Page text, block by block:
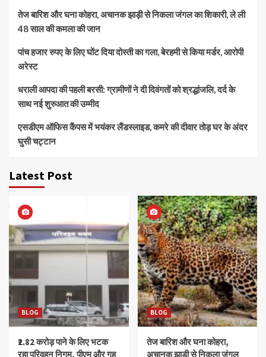
तेज बारिश और घना कोहरा, अचानक झाड़ी से निकला जंगल का शिकारी, ले ली
48 साल की कमला की जान
पांच हजार रुपए के लिए घोंट दिया दोस्ती का गला, बेरहमी से किया मर्डर, आरोपी
अरेस्ट
धराली आपदा की पहली बरसी: ग्रामीणों ने दी दिवंगतों को श्रद्धांजलि, दर्द के
साथ नई शुरुआत की उम्मीद
एसडीएम ऑफिस कैंपस में भयंकर लैंडस्लाइड, कमरे की दीवार तोड़ घर के अंदर
घुसी चट्टान
Latest Post
BLOG
₹2.82 करोड़ पाने के लिए भटक
रहा परिवहन निगम, पीएम और गृह
BLOG
तेज बारिश और घना कोहरा,
अचानक झाड़ी से निकला जंगल